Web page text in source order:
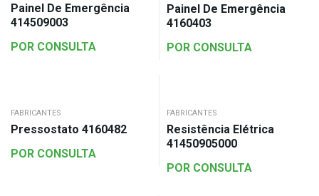
Painel De Emergência
414509003
POR CONSULTA
Painel De Emergência
4160403
POR CONSULTA
FABRICANTES
Pressostato 4160482
POR CONSULTA
FABRICANTES
Resistência Elétrica
41450905000
POR CONSULTA